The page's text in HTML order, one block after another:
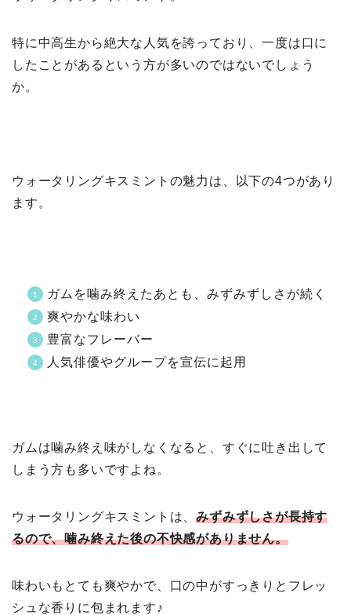
特に中高生から絶大な人気を誇っており、一度は口に
したことがあるという方が多いのではないでしょう
か。
ウォータリングキスミントの魅力は、以下の4つがあり
ます。
ガムを噛み終えたあとも、みずみずしさが続く
爽やかな味わい
豊富なフレーバー
人気俳優やグループを宣伝に起用
ガムは噛み終え味がしなくなると、すぐに吐き出して
しまう方も多いですよね。
ウォータリングキスミントは、みずみずしさが長持す
るので、噛み終えた後の不快感がありません。
味わいもとても爽やかで、口の中がすっきりとフレッ
シュな香りに包まれます♪